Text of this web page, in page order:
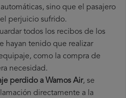
sino que el pasajero
perjuicio sufrido.
todos los recibos de los
hayan tenido que realizar
como la compra de
necesidad.
perdido a Wamos Air, se
directamente a la